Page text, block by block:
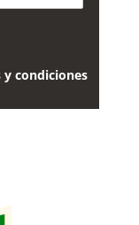
condiciones